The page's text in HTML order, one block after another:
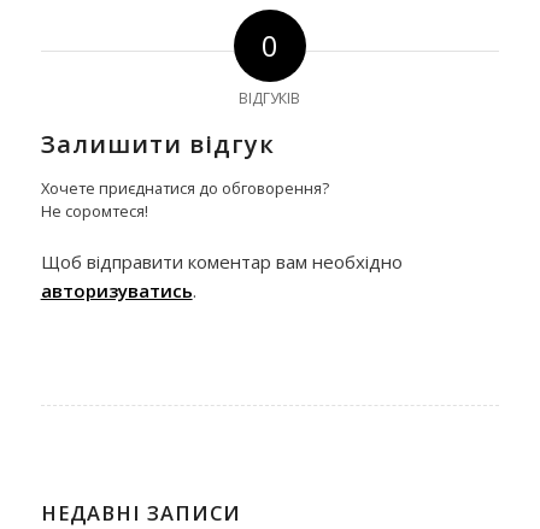
0
ВІДГУКІВ
Залишити відгук
Хочете приєднатися до обговорення?
Не соромтеся!
Щоб відправити коментар вам необхідно
авторизуватись.
НЕДАВНІ ЗАПИСИ